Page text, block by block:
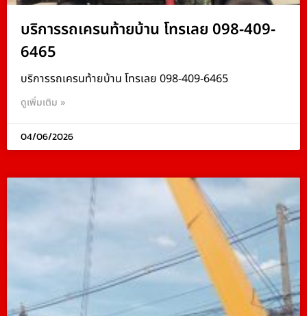
บริการรถเครนท้ายบ้าน โทรเลย 098-409-
6465
บริการรถเครนท้ายบ้าน โทรเลย 098-409-6465
ดูเพิ่มเติม »
04/06/2026